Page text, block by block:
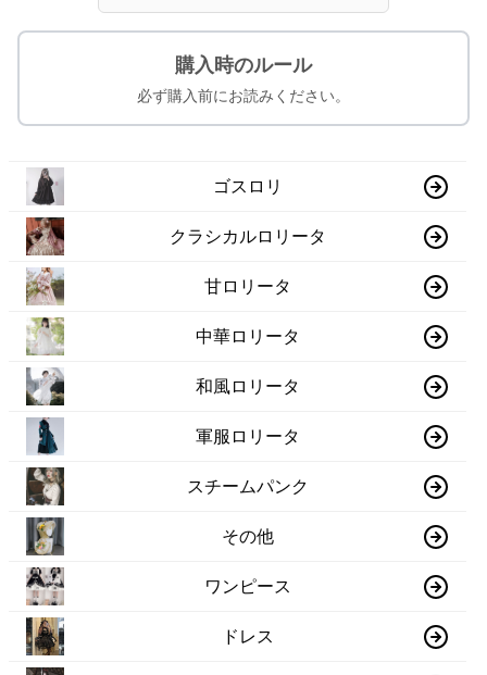
購入時のルール
必ず購入前にお読みください。
ゴスロリ
クラシカルロリータ
甘ロリータ
中華ロリータ
和風ロリータ
軍服ロリータ
スチームパンク
その他
ワンピース
ドレス